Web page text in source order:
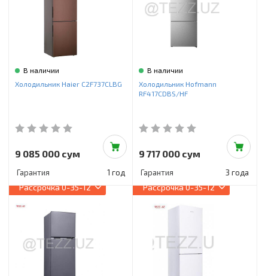
В наличии
Холодильник Haier C2F737CLBG
9 085 000 сум
Гарантия 1 год
В наличии
Холодильник Hofmann
RF417CDBS/HF
9 717 000 сум
Гарантия 3 года
Рассрочка0-35-12 Рассрочка0-35-12